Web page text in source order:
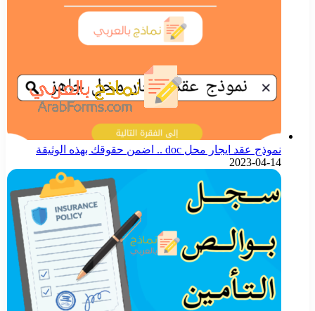
نموذج عقد ايجار محل doc .. اضمن حقوقك بهذه الوثيقة
2023-04-14